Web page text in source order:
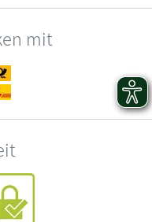
mit